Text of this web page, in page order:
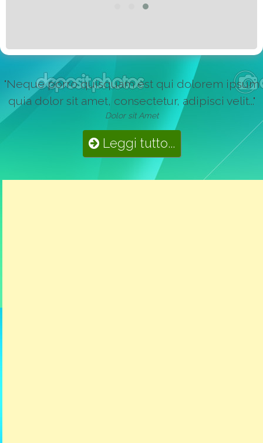
"Neque porro quisquam est qui dolorem ipsum
quia dolor sit amet, consectetur, adipisci velit..."
Dolor sit Amet
Leggi tutto...